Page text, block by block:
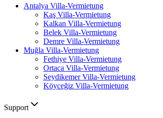
Antalya Villa-Vermietung
Kaş Villa-Vermietung
Kalkan Villa-Vermietung
Belek Villa-Vermietung
Demre Villa-Vermietung
Muğla Villa-Vermietung
Fethiye Villa-Vermietung
Ortaca Villa-Vermietung
Seydikemer Villa-Vermietung
Köyceğiz Villa-Vermietung
Support